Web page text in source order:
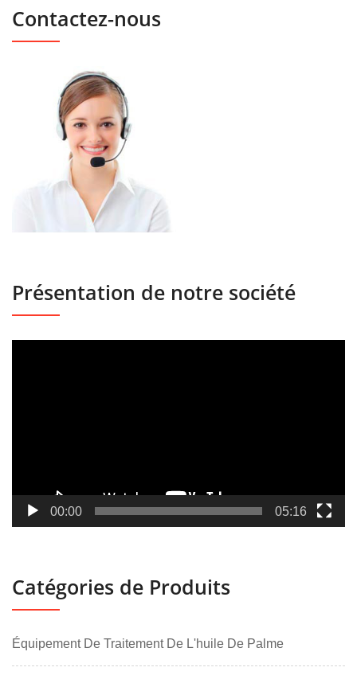
Contactez-nous
Présentation de notre société
00:00 05:16
Catégories de Produits
Équipement De Traitement De L'huile De Palme